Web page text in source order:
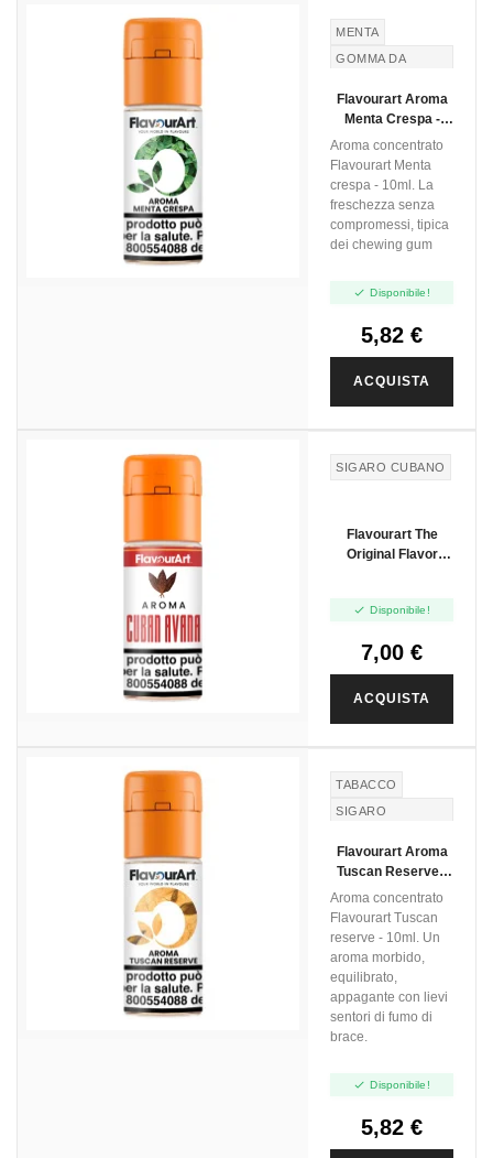
MENTA
GOMMA DA
Flavourart Aroma
Menta Crespa -
Aroma concentrato
Flavourart Menta
crespa - 10ml. La
freschezza senza
compromessi, tipica
dei chewing gum
 Disponibile!
5,82 €
ACQUISTA
SIGARO CUBANO
Flavourart The
Original Flavor
 Disponibile!
7,00 €
ACQUISTA
TABACCO
SIGARO
TUSCAN CIGAR
Flavourart Aroma
Tuscan Reserve -
10ml
Aroma concentrato
Flavourart Tuscan
reserve - 10ml. Un
aroma morbido,
equilibrato,
appagante con lievi
sentori di fumo di
brace.
 Disponibile!
5,82 €